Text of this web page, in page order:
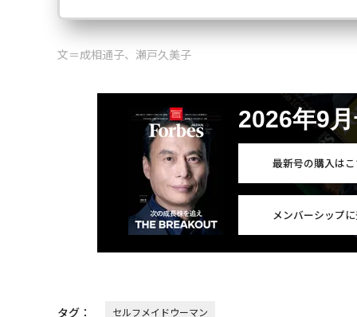
文＝成相通子、瀬戸久美子
2026年9
最新号の購入は
メンバーシップ
タグ： セルフメイドウーマン